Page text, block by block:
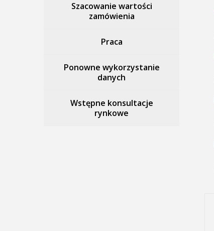
Szacowanie wartości
zamówienia
Praca
Ponowne wykorzystanie
danych
Wstępne konsultacje
rynkowe